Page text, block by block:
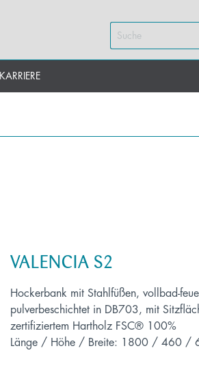
KARRIERE
VALENCIA S2
Hockerbank mit Stahlfüßen, vollbad-
pulverbeschichtet in DB703, mit
zertifiziertem Hartholz FSC® 100%
Länge / Höhe / Breite: 1800 / 460 /